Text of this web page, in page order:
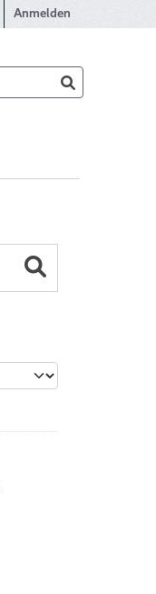
Anmelden